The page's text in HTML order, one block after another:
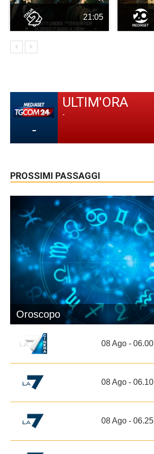
21:05
-
ULTIM'ORA
-
PROSSIMI PASSAGGI
Oroscopo
08 Ago - 06.00
08 Ago - 06.10
08 Ago - 06.25